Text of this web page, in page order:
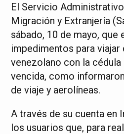
El Servicio
Migración y Extranjería
sábado, 10 de mayo, que
impedimentos para
venezolano con la cédula
vencida, como
de viaje y aerolíneas.
A través de su cuenta en
los usuarios que, para